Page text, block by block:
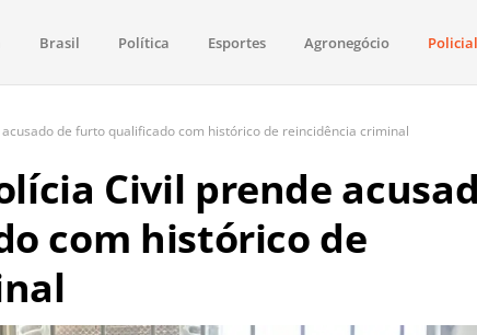
política, saúde, esportes, economia e os principais acontecimentos
Brasil Política Esportes Agronegócio Policial
acusado de furto qualificado com histórico de reincidência criminal
Civil prende
com histórico de